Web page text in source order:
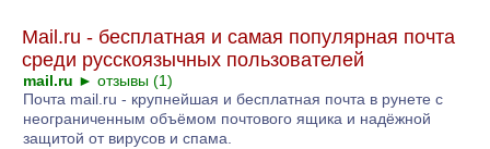
Mail.ru - бесплатная и самая популярная почта
среди русскоязычных пользователей
mail.ru ► отзывы (1)
Почта mail.ru - крупнейшая и бесплатная почта в рунете с
неограниченным объёмом почтового ящика и надёжной
защитой от вирусов и спама.